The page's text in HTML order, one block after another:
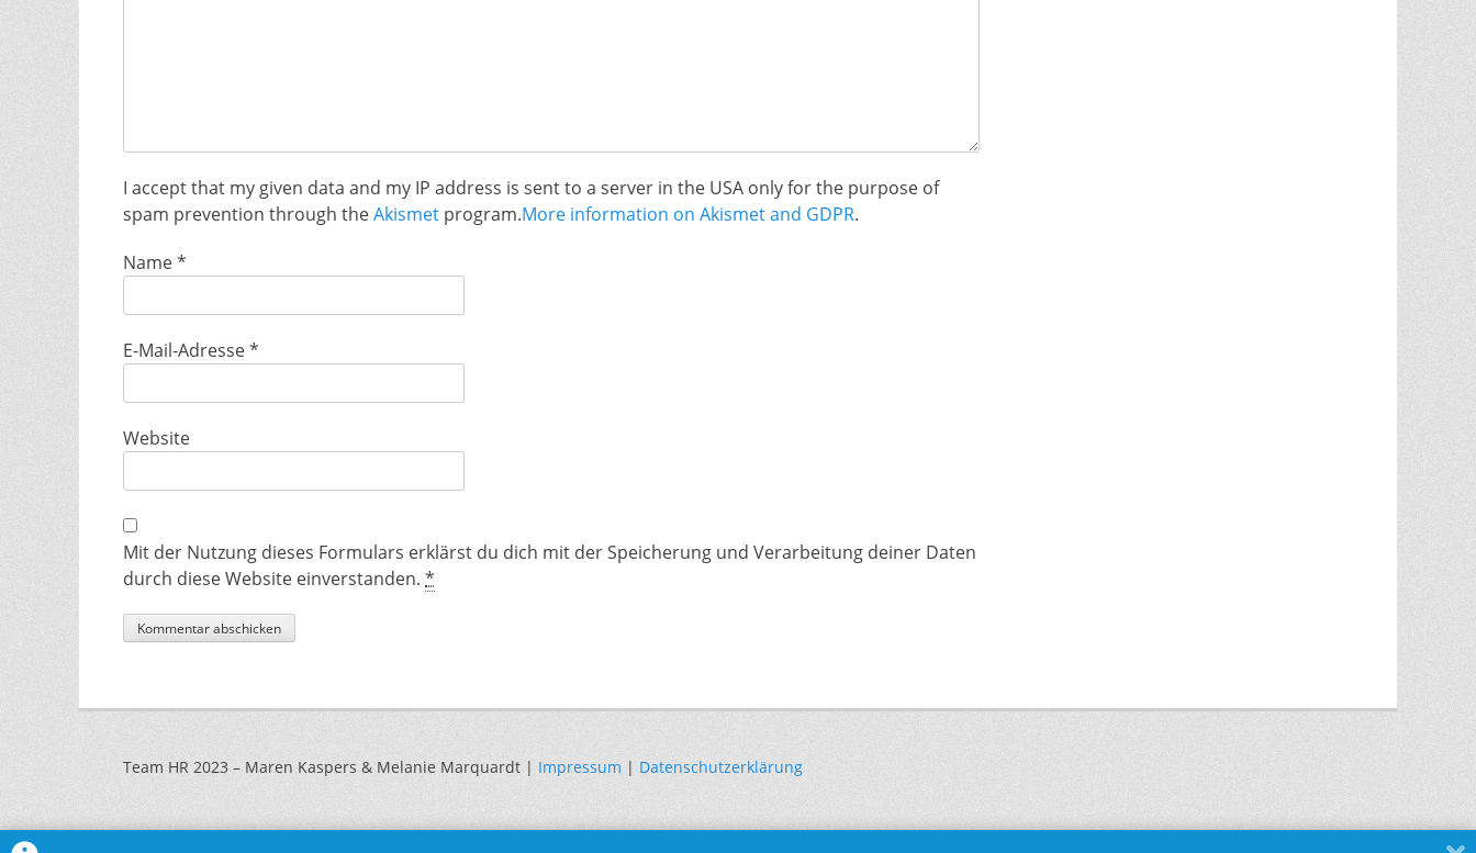
I accept that my given data and my IP address is sent to a server in the USA only for the purpose of
spam prevention through theAkismet program.More information on Akismet and GDPR.
Name*
E-Mail-Adresse*
Website
Mit der Nutzung dieses Formulars erklärst du dich mit der Speicherung und Verarbeitung deiner Daten
durch diese Website einverstanden. *
Team HR 2023 – Maren Kaspers & Melanie Marquardt | Impressum | Datenschutzerklärung